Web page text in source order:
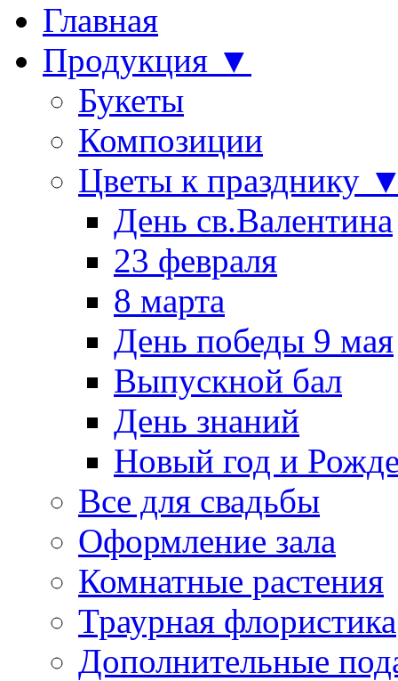
Главная
Продукция ▼
Букеты
Композиции
Цветы к празднику
День св.Валентина
23 февраля
8 марта
День победы 9 мая
Выпускной бал
День знаний
Новый год и
Все для свадьбы
Оформление зала
Комнатные растения
Траурная флористика
Дополнительные